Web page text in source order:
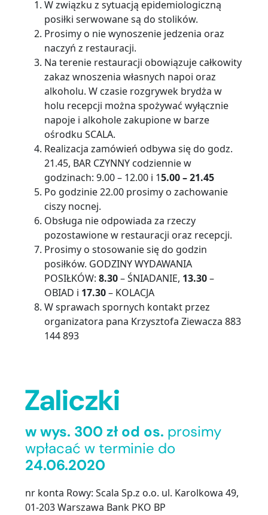
W związku z sytuacją epidemiologiczną
posiłki serwowane są do stolików.
Prosimy o nie wynoszenie jedzenia oraz
naczyń z restauracji.
Na terenie restauracji obowiązuje całkowity
zakaz wnoszenia własnych napoi oraz
alkoholu. W czasie rozgrywek brydża w
holu recepcji można spożywać wyłącznie
napoje i alkohole zakupione w barze
ośrodku SCALA.
Realizacja zamówień odbywa się do godz.
21.45, BAR CZYNNY codziennie w
godzinach: 9.00 – 12.00 i 15.00 – 21.45
Po godzinie 22.00 prosimy o zachowanie
ciszy nocnej.
Obsługa nie odpowiada za rzeczy
pozostawione w restauracji oraz recepcji.
Prosimy o stosowanie się do godzin
posiłków. GODZINY WYDAWANIA
POSIŁKÓW: 8.30– ŚNIADANIE, 13.30–
OBIAD i 17.30– KOLACJA
W sprawach spornych kontakt przez
organizatora pana Krzysztofa Ziewacza 883
144 893
Zaliczki
w wys. 300 zł od os. prosimy
wpłacać w terminie do
24.06.2020
nr konta Rowy: Scala Sp.z o.o. ul. Karolkowa 49,
01-203 Warszawa Bank PKO BP